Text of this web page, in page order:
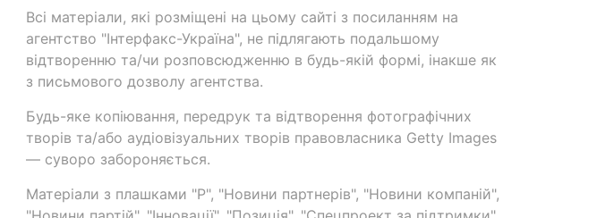
Всі матеріали, які розміщені на цьому сайті з посиланням на
агентство "Інтерфакс-Україна", не підлягають подальшому
відтворенню та/чи розповсюдженню в будь-якій формі, інакше як
з письмового дозволу агентства.
Будь-яке копіювання, передрук та відтворення фотографічних
творів та/або аудіовізуальних творів правовласника Getty Images
— суворо забороняється.
Матеріали з плашками "Р", "Новини партнерів", "Новини компаній",